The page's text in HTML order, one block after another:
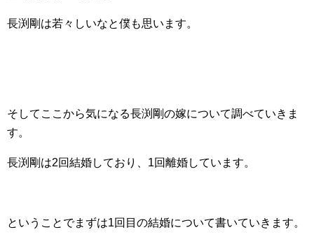
長渕剛は若々しいなと僕も思います。
そしてここから気になる長渕剛の嫁について調べていきま
す。
長渕剛は2回結婚しており、1回離婚しています。
ということでまずは1回目の結婚について書いていきます。